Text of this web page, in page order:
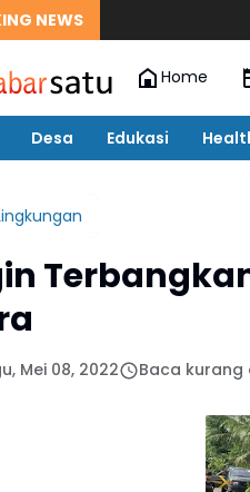
NEWS
Home
Desa Edukasi
Mei 08, 2022 Baca kurang